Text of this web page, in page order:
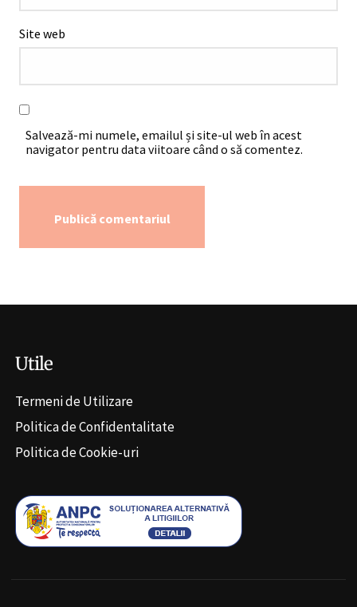
Site web
Salvează-mi numele, emailul și site-ul web în acest
navigator pentru data viitoare când o să comentez.
Utile
Termeni de Utilizare
Politica de Confidentalitate
Politica de Cookie-uri